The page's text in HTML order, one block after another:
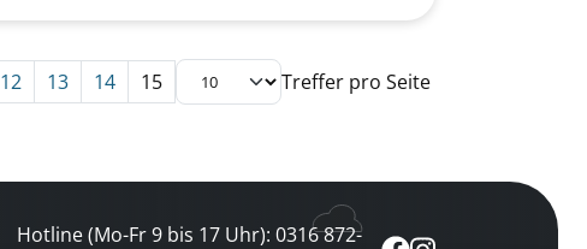
12 13 14 15 Treffer pro Seite
Hotline (Mo-Fr 9 bis 17 Uhr): 0316 872-